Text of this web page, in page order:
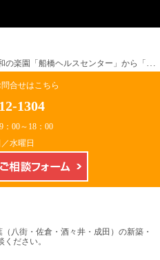
楽園「船橋ヘルスセンター」から「ディズニーランド」千葉のレジャー史
合せはこちら
1304
：00～18：00
水曜日
八街・佐倉・酒々井・成田）の新築・
ください。